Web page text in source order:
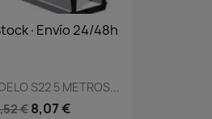
24/48h
S22 5 METROS...
€ 8,07 €